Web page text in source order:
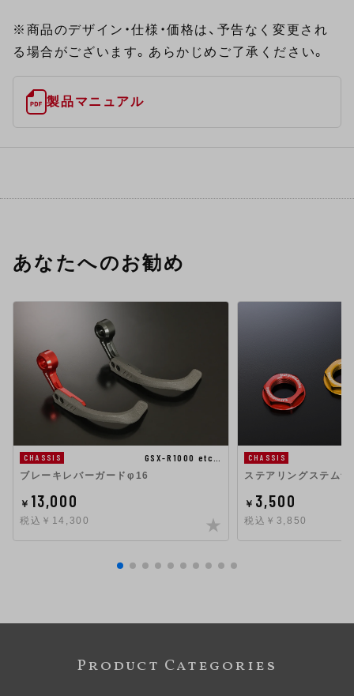
※商品のデザイン・仕様・価格は、予告なく変更され
る場合がございます。あらかじめご了承ください。
製品マニュアル
あなたへのお勧め
CHASSIS
GSX-R1000 etc…
ブレーキレバーガードφ16
￥ 13,000
税込￥14,300
CHASSIS
ステアリングステム
￥ 3,500
税込￥3,850
Product Categories